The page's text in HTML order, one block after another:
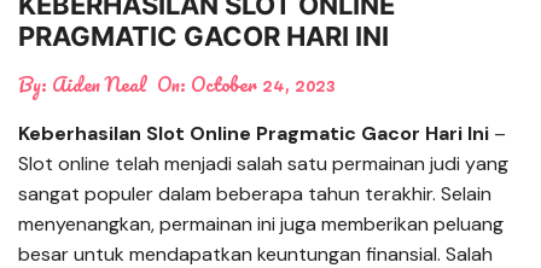
PRAGMATIC GACOR HARI INI
By: Aiden Neal On: October 24, 2023
Keberhasilan Slot Online Pragmatic Gacor Hari Ini –
Slot online telah menjadi salah satu permainan judi yang
sangat populer dalam beberapa tahun terakhir. Selain
menyenangkan, permainan ini juga memberikan peluang
besar untuk mendapatkan keuntungan finansial. Salah